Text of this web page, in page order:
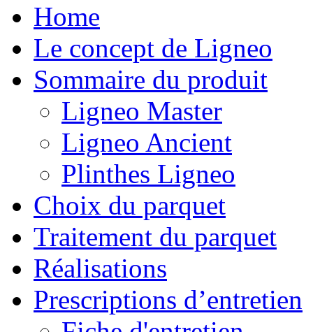
Home
Le concept de Ligneo
Sommaire du produit
Ligneo Master
Ligneo Ancient
Plinthes Ligneo
Choix du parquet
Traitement du parquet
Réalisations
Prescriptions d’entretien